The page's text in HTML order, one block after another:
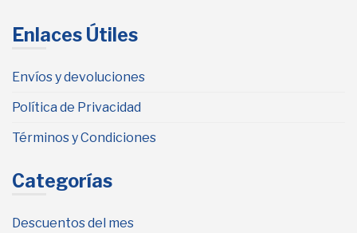
Enlaces Útiles
Envíos y devoluciones
Política de Privacidad
Términos y Condiciones
Categorías
Descuentos del mes